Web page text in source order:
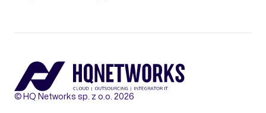
© HQ Networks sp. z o.o. 2026